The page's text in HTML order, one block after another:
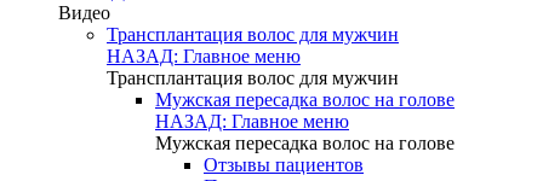
Видео
Трансплантация волос для мужчин
НАЗАД: Главное меню
Трансплантация волос для мужчин
Мужская пересадка волос на голове
НАЗАД: Главное меню
Мужская пересадка волос на голове
Отзывы пациентов